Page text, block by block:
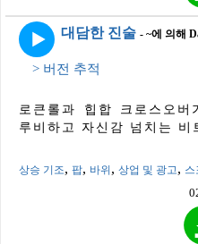
대담한 진술 - ~에 의해
> 버전 추적
로큰롤과 힙합 크로스오버
루비하고 자신감 넘치는 비
상승 기조, 팝, 바위 , 상업 및 광고, 스